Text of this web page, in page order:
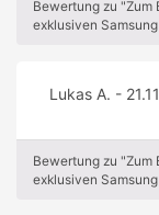
Bewertung zu "Zum
exklusiven
Lukas A. -
Bewertung zu "Zum
exklusiven